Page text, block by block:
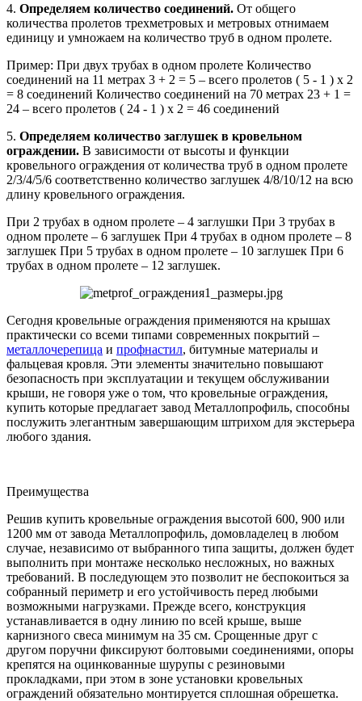
4. Определяем количество соединений. От общего
количества пролетов трехметровых и метровых отнимаем
единицу и умножаем на количество труб в одном пролете.
Пример: При двух трубах в одном пролете Количество
соединений на 11 метрах 3 + 2 = 5 – всего пролетов ( 5 - 1 ) х 2
= 8 соединений Количество соединений на 70 метрах 23 + 1 =
24 – всего пролетов ( 24 - 1 ) х 2 = 46 соединений
5. Определяем количество заглушек в кровельном
ограждении. В зависимости от высоты и функции
кровельного ограждения от количества труб в одном пролете
2/3/4/5/6 соответственно количество заглушек 4/8/10/12 на всю
длину кровельного ограждения.
При 2 трубах в одном пролете – 4 заглушки При 3 трубах в
одном пролете – 6 заглушек При 4 трубах в одном пролете – 8
заглушек При 5 трубах в одном пролете – 10 заглушек При 6
трубах в одном пролете – 12 заглушек.
Сегодня кровельные ограждения применяются на крышах
практически со всеми типами современных покрытий –
металлочерепица и профнастил, битумные материалы и
фальцевая кровля. Эти элементы значительно повышают
безопасность при эксплуатации и текущем обслуживании
крыши, не говоря уже о том, что кровельные ограждения,
купить которые предлагает завод Металлопрофиль, способны
послужить элегантным завершающим штрихом для экстерьера
любого здания.
Преимущества
Решив купить кровельные ограждения высотой 600, 900 или
1200 мм от завода Металлопрофиль, домовладелец в любом
случае, независимо от выбранного типа защиты, должен будет
выполнить при монтаже несколько несложных, но важных
требований. В последующем это позволит не беспокоиться за
собранный периметр и его устойчивость перед любыми
возможными нагрузками. Прежде всего, конструкция
устанавливается в одну линию по всей крыше, выше
карнизного свеса минимум на 35 см. Срощенные друг с
другом поручни фиксируют болтовыми соединениями, опоры
крепятся на оцинкованные шурупы с резиновыми
прокладками, при этом в зоне установки кровельных
ограждений обязательно монтируется сплошная обрешетка.